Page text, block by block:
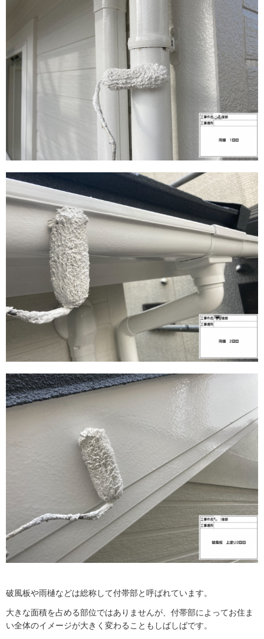
破風板や雨樋などは総称して付帯部と呼ばれています。
大きな面積を占める部位ではありませんが、付帯部によってお住ま
い全体のイメージが大きく変わることもしばしばです。